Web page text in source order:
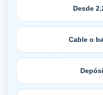
Desde
Cable o